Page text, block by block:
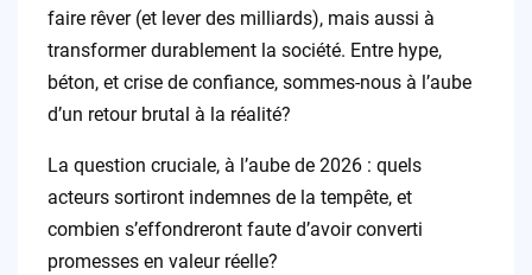
faire rêver (et lever des milliards), mais aussi à
transformer durablement la société. Entre hype,
béton, et crise de confiance, sommes-nous à l’aube
d’un retour brutal à la réalité?
La question cruciale, à l’aube de 2026 : quels
acteurs sortiront indemnes de la tempête, et
combien s’effondreront faute d’avoir converti
promesses en valeur réelle?